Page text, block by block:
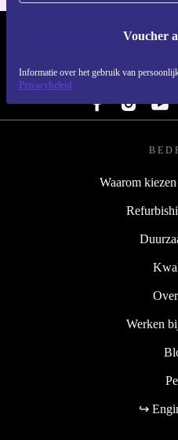
Voucher
Informatie over het gebruik van
Privacybeleid
REFURBED
Waarom
Werken
↪